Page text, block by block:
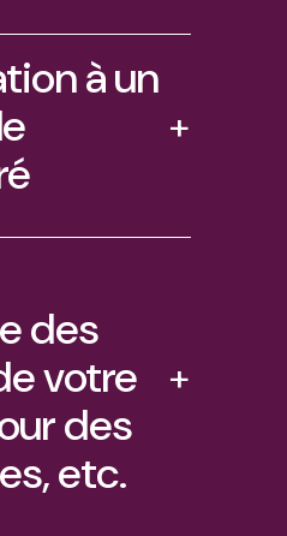
à un
+
des
votre
des
etc.
+